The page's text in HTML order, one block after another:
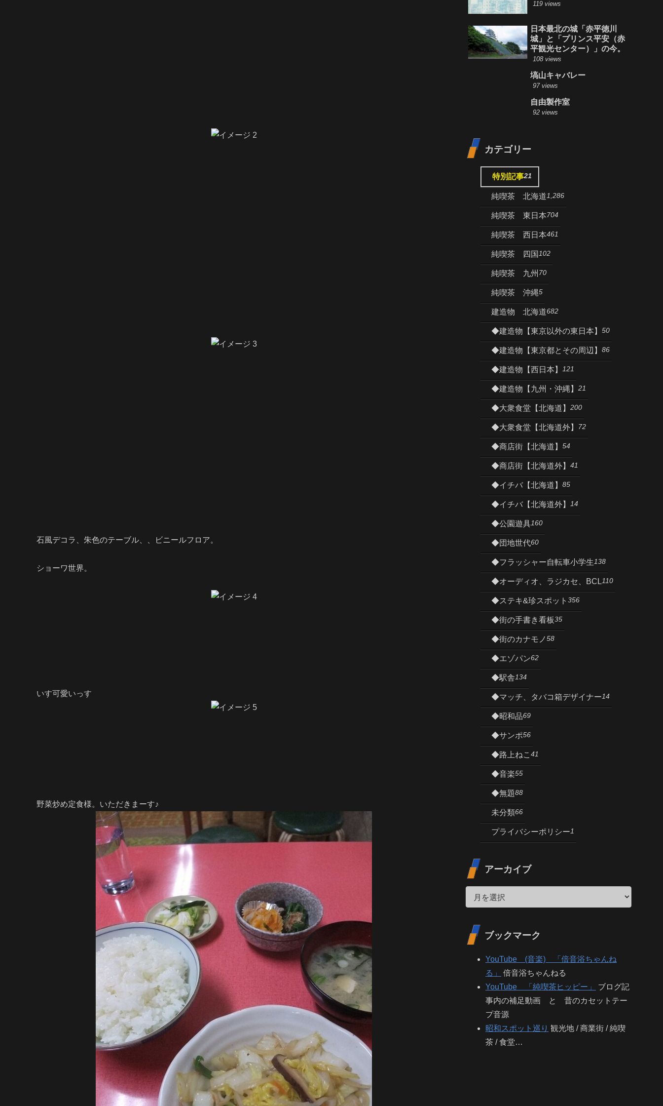
石風デコラ、朱色のテーブル、、ビニールフロア。
ショーワ世界。
いす可愛いっす
野菜炒め定食様。いただきまーす♪
119 views
日本最北の城「赤平徳川
城」と「プリンス平安（赤
平観光センター）」の今。
108 views
塙山キャバレー
97 views
自由製作室
92 views
カテゴリー
特別記事21
純喫茶 北海道1,286
純喫茶 東日本704
純喫茶 西日本461
純喫茶 四国 102
純喫茶 九州 70
純喫茶 沖縄5
建造物 北海道682
◆建造物【東京以外の東日本】 50
◆建造物【東京都とその周辺】 86
◆建造物【西日本】 121
◆建造物【九州・沖縄】 21
◆大衆食堂【北海道】 200
◆大衆食堂【北海道外】 72
◆商店街【北海道】 54
◆商店街【北海道外】 41
◆イチバ【北海道】 85
◆イチバ【北海道外】 14
◆公園遊具160
◆団地世代60
◆フラッシャー自転車小学生138
◆オーディオ、ラジカセ、BCL110
◆ステキ&珍スポット 356
◆街の手書き看板35
◆街のカナモノ58
◆エゾパン62
◆駅舎134
◆マッチ、タバコ箱デザイナー14
◆昭和品69
◆サンポ56
◆路上ねこ 41
◆音楽55
◆無題88
未分類66
プライバシーポリシー1
アーカイブ
ブックマーク
YouTube (音楽) 「倍音浴ちゃんね
る」
倍音浴ちゃんねる
YouTube 「純喫茶ヒッピー」
ブログ記
事内の補足動画 と 昔のカセットテー
プ音源
昭和スポット巡り 観光地 / 商業街 / 純喫
茶 / 食堂…